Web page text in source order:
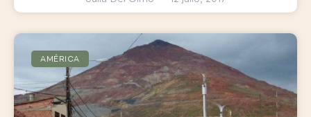
AMÉRICA